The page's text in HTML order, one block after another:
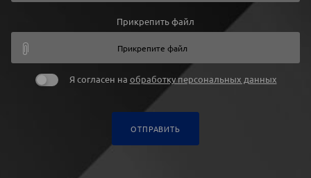
Прикрепить файл
Прикрепите файл
Я согласен на обработку персональных данных
ОТПРАВИТЬ